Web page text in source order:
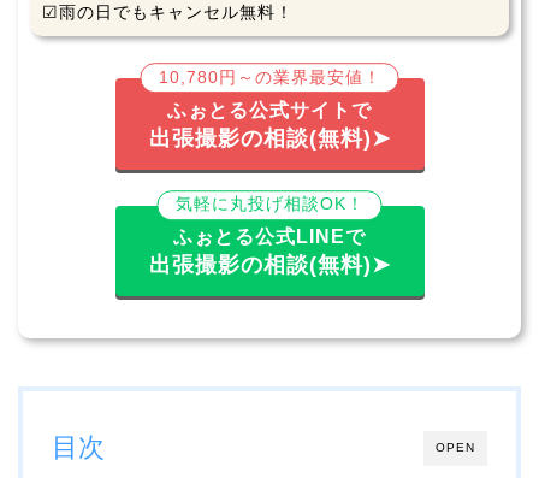
☑雨の日でもキャンセル無料！
10,780円～の業界最安値！
ふぉとる公式サイトで
出張撮影の相談(無料)➤
気軽に丸投げ相談OK！
ふぉとる公式LINEで
出張撮影の相談(無料)➤
OPEN
目次